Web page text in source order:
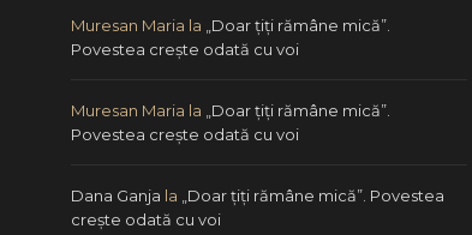
Muresan Maria la
„Doar ţiţi rămâne mică”.
Povestea creşte odată cu voi
Muresan Maria la
„Doar ţiţi rămâne mică”.
Povestea creşte odată cu voi
Dana Ganja la
„Doar ţiţi rămâne mică”. Povestea
creşte odată cu voi